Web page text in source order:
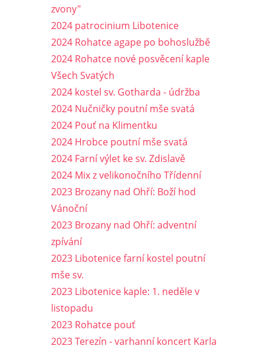
zvony"
2024 patrocinium Libotenice
2024 Rohatce agape po bohoslužbě
2024 Rohatce nové posvěcení kaple
Všech Svatých
2024 kostel sv. Gotharda - údržba
2024 Nučničky poutní mše svatá
2024 Pouť na Klimentku
2024 Hrobce poutní mše svatá
2024 Farní výlet ke sv. Zdislavě
2024 Mix z velikonočního Třídenní
2023 Brozany nad Ohří: Boží hod
Vánoční
2023 Brozany nad Ohří: adventní
zpívání
2023 Libotenice farní kostel poutní
mše sv.
2023 Libotenice kaple: 1. neděle v
listopadu
2023 Rohatce pouť
2023 Terezín - varhanní koncert Karla